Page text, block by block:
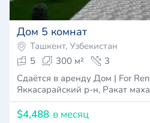
Дом 5 комнат
Ташкент, Узбекистан
5
300 м²
3
Сдаётся в аренду Дом | For
Яккасарайский р-
$4,488 в месяц